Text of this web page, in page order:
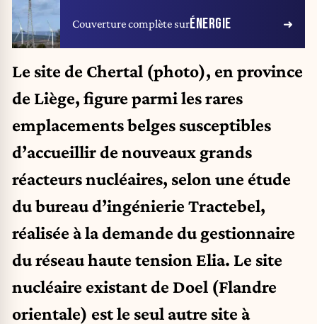
Couverture complète surÉNERGIE
Le site de Chertal (photo), en province
de Liège, figure parmi les rares
emplacements belges susceptibles
d’accueillir de nouveaux grands
réacteurs nucléaires, selon une étude
du bureau d’ingénierie Tractebel,
réalisée à la demande du gestionnaire
du réseau haute tension Elia. Le site
nucléaire existant de Doel (Flandre
orientale) est le seul autre site à